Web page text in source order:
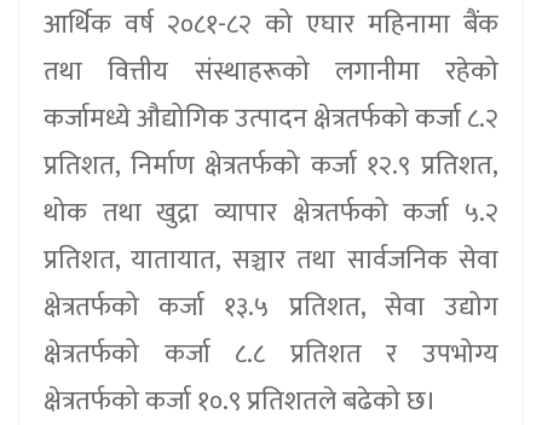
आर्थिक वर्ष २०८१-८२ को एघार महिनामा बैंक
तथा वित्तीय संस्थाहरूको लगानीमा रहेको
कर्जामध्ये औद्योगिक उत्पादन क्षेत्रतर्फको कर्जा ८.२
प्रतिशत, निर्माण क्षेत्रतर्फको कर्जा १२.९ प्रतिशत,
थोक तथा खुद्रा व्यापार क्षेत्रतर्फको कर्जा ५.२
प्रतिशत, यातायात, सञ्चार तथा सार्वजनिक सेवा
क्षेत्रतर्फको कर्जा १३.५ प्रतिशत, सेवा उद्योग
क्षेत्रतर्फको कर्जा ८.८ प्रतिशत र उपभोग्य
क्षेत्रतर्फको कर्जा १०.९ प्रतिशतले बढेको छ।